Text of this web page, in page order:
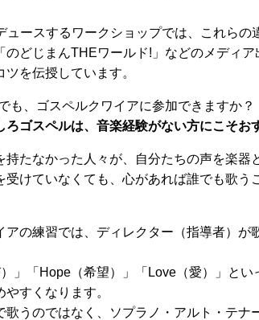
ュースするワークショップでは、これら
どじまんTHEワールド!」などのメディ
を伝授しています。
も、ゴスペルクワイアに参加できますか？
ゴスペルは、音楽経験がない方にこそお
持たなかった人々が、自分たちの声を楽器
けていなくても、心があれば誰でも歌う
アの練習では、ディレクター（指導者）
）」「Hope（希望）」「Love（愛）」と
すくなります。
歌うのではなく、ソプラノ・アルト・テ